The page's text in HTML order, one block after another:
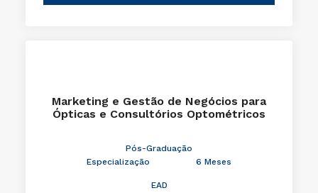
Marketing e Gestão de Negócios para
Ópticas e Consultórios Optométricos
Pós-Graduação
Especialização
6 Meses
EAD